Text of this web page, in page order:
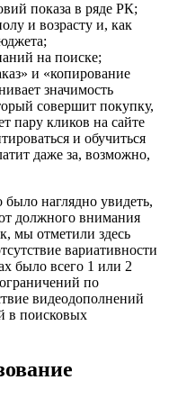
показа в ряде РК;
и возрасту и, как
на поиске;
и «копирование
значимость
совершит покупку,
пару кликов на сайте
и обучиться
даже за, возможно,
наглядно увидеть,
должного внимания
мы отметили здесь
вариативности
было всего 1 или 2
по
видеодополнений
в поисковых